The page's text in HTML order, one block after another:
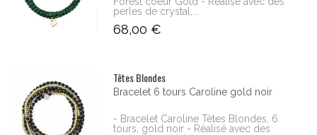
perles de crystal,...
68,00 €
Têtes Blondes
Bracelet 6 tours Caroline gold noir
- Bracelet Caroline Têtes Blondes, 6
tours, gold noir - Réalisé avec des